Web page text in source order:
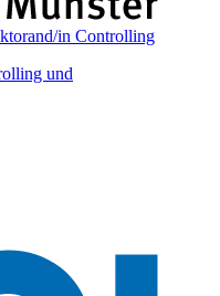
in Controlling
und